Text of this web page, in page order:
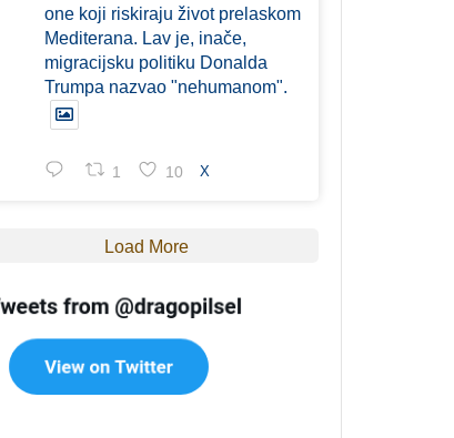
one koji riskiraju život prelaskom
Mediterana. Lav je, inače,
migracijsku politiku Donalda
Trumpa nazvao "nehumanom".
1 10 X
Load More